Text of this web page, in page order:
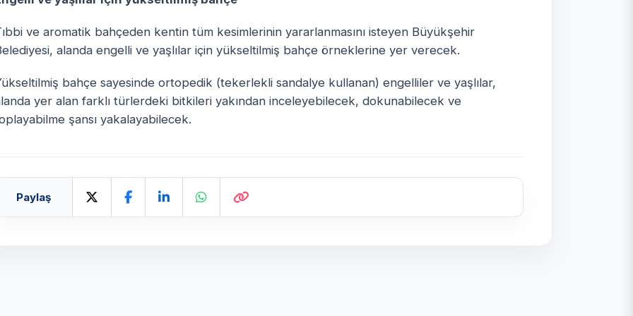
ve aromatik bahçeden kentin tüm kesimlerinin yararlanmasını isteyen Büyükşehir
alanda engelli ve yaşlılar için yükseltilmiş bahçe örneklerine yer verecek.
bahçe sayesinde ortopedik (tekerlekli sandalye kullanan) engelliler ve yaşlılar,
yer alan farklı türlerdeki bitkileri yakından inceleyebilecek, dokunabilecek ve
şansı yakalayabilecek.
Paylaş